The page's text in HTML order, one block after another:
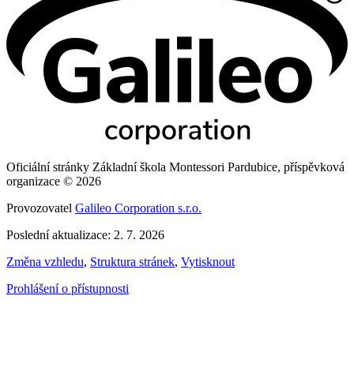
Oficiální stránky Základní škola Montessori Pardubice, příspěvková
organizace © 2026
Provozovatel Galileo Corporation s.r.o.
Poslední aktualizace: 2. 7. 2026
Změna vzhledu, Struktura stránek, Vytisknout
Prohlášení o přístupnosti